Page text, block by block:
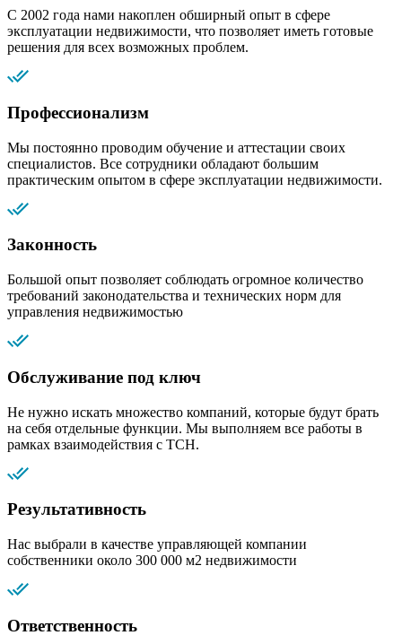
С 2002 года нами накоплен обширный опыт в сфере
эксплуатации недвижимости, что позволяет иметь готовые
решения для всех возможных проблем.
Профессионализм
Мы постоянно проводим обучение и аттестации своих
специалистов. Все сотрудники обладают большим
практическим опытом в сфере эксплуатации недвижимости.
Законность
Большой опыт позволяет соблюдать огромное количество
требований законодательства и технических норм для
управления недвижимостью
Обслуживание под ключ
Не нужно искать множество компаний, которые будут брать
на себя отдельные функции. Мы выполняем все работы в
рамках взаимодействия с ТСН.
Результативность
Нас выбрали в качестве управляющей компании
собственники около 300 000 м2 недвижимости
Ответственность